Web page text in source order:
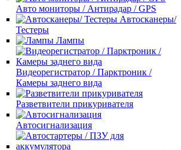
Авто мониторы / Антирадар / GPS
Автосканеры/
Тестеры
Лампы
Видеорегистратор / Парктроник /
Камеры заднего вида
Разветвители прикуривателя
Автосигнализация